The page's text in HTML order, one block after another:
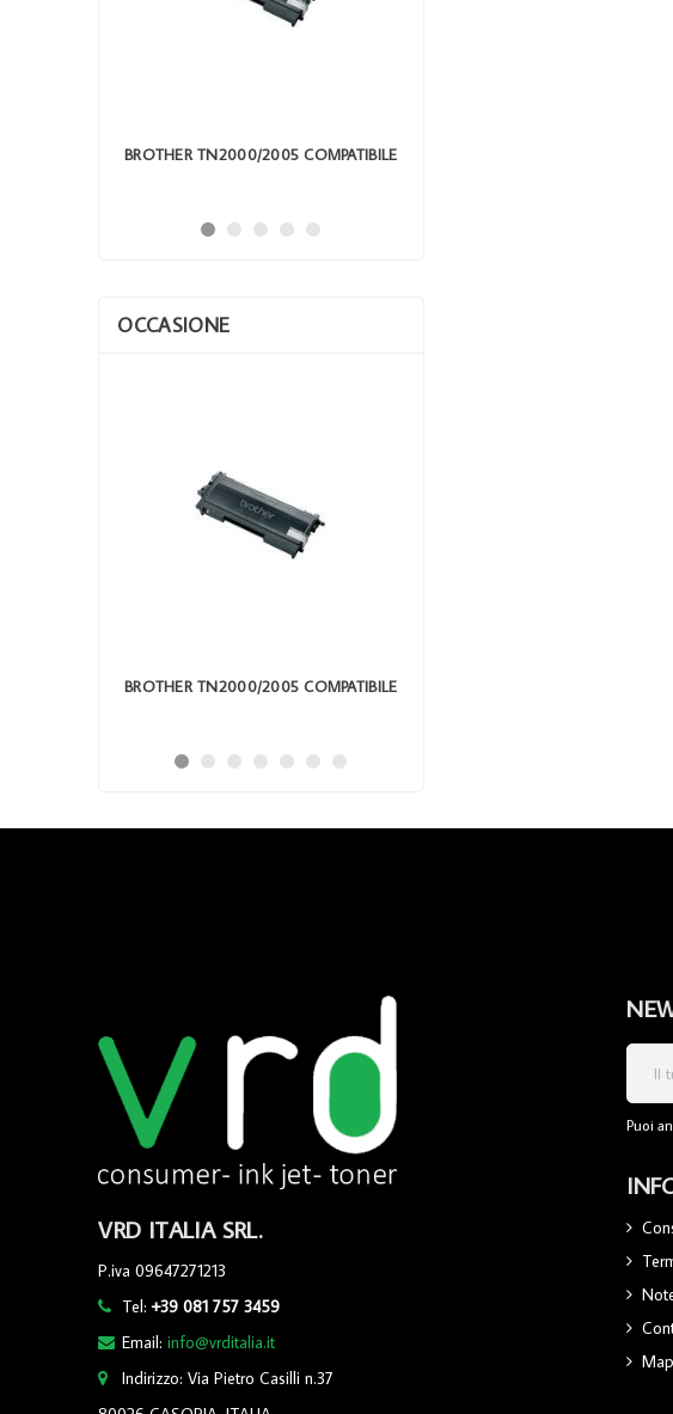
BROTHER TN2000/2005 COMPATIBILE
OCCASIONE
BROTHER TN2000/2005 COMPATIBILE
VRD ITALIA SRL.
P.iva 09647271213
Tel:+39 081 757 3459
Email:info@vrditalia.it
Indirizzo: Via Pietro Casilli n.37
Puoi